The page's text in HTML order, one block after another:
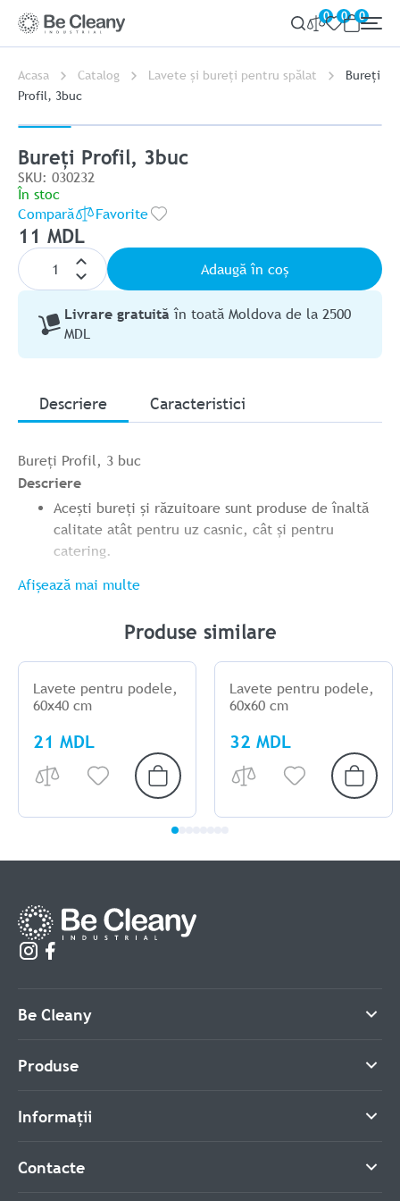
0 0 0
Acasa Catalog Lavete și bureți pentru spălat
Bureți
Profil, 3buc
Bureți Profil, 3buc
SKU: 030232
În stoc
Compară
Favorite
11 MDL
Adaugă în coș
Livrare gratuită în toată Moldova de la 2500
MDL
Descriere Caracteristici
Bureți Profil, 3 buc
Descriere
Acești bureți și răzuitoare sunt produse de înaltă
calitate atât pentru uz casnic, cât și pentru
catering.
Afișează mai multe
Produse similare
Lavete pentru podele,
60x40 cm
21 MDL
Lavete pentru podele,
60x60 cm
32 MDL
Be Cleany
Produse
Informații
Contacte